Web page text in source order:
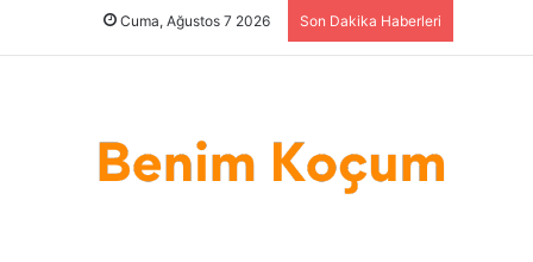
Cuma, Ağustos 7 2026 Son Dakika Haberleri